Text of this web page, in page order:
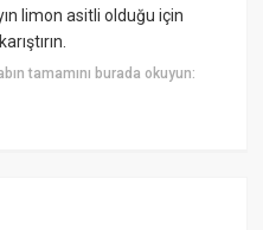
limon asitli olduğu için
tamamını burada okuyun: